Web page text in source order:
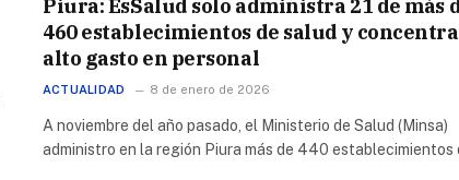
Piura: EsSalud solo administra 21 de más
460 establecimientos de salud y concentra
alto gasto en personal
ACTUALIDAD 8 de enero de 2026
A noviembre del año pasado, el Ministerio de Salud (Minsa)
administro en la región Piura más de 440 establecimientos